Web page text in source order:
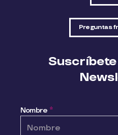
Preguntas
Nombre *